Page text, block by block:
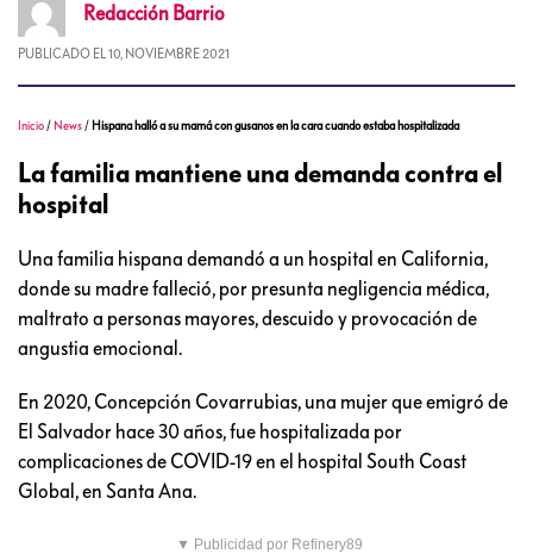
Redacción Barrio
PUBLICADO EL 10, NOVIEMBRE 2021
Inicio / News / Hispana halló a su mamá con gusanos en la cara cuando estaba hospitalizada
La familia mantiene una demanda contra el
hospital
Una familia hispana demandó a un hospital en California,
donde su madre falleció, por presunta negligencia médica,
maltrato a personas mayores, descuido y provocación de
angustia emocional.
En 2020, Concepción Covarrubias, una mujer que emigró de
El Salvador hace 30 años, fue hospitalizada por
complicaciones de COVID-19 en el hospital South Coast
Global, en Santa Ana.
▼ Publicidad por Refinery89